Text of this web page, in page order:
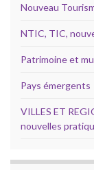
Nouveau
NTIC, TIC,
Patrimoine et
Pays émergents
VILLES ET
nouvelles